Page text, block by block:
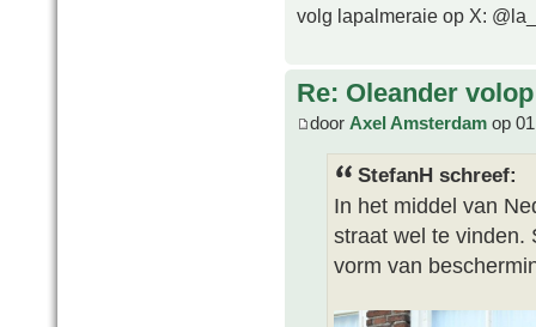
volg lapalmeraie op X:
Re: Oleander
door Axel Amsterdam op
StefanH schreef:
In het middel van
straat wel te vinden.
vorm van